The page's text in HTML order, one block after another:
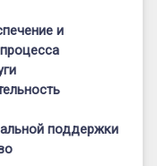
и
поддержки